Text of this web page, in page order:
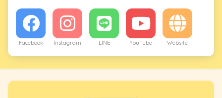
Facebook Instagram LINE YouTube Website